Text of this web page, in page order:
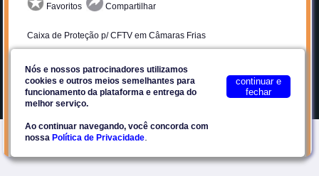
Nós e nossos patrocinadores utilizamos
cookies e outros meios semelhantes para
funcionamento da plataforma e entrega do
melhor serviço.
Ao continuar navegando, você concorda com
nossa Política de Privacidade
continuar e
fechar
Favoritos Compartilhar
Caixa de Proteção p/ CFTV em Câmaras Frias
DESCONTO ESPECIAL P/ REVENDAS CADASTRADAS.
ENVIE OS DADOS DA SUA EMPRESA (CNPJ E ENDEREÇO
COMPLETO) POR E-MAIL: vendas@eccel.com.br
Essa caixa de proteção foi especialmente projetada para
possibilitar instalação de câmeras de CFTV no interior de
Site seguro